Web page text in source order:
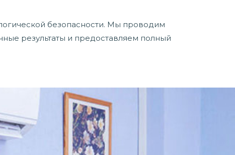
безопасности. Мы проводим
результаты и предоставляем полный